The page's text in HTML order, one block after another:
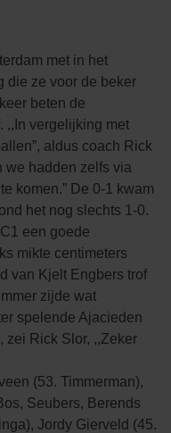
met in het
die ze voor de beker
beten de
,,In vergelijking met
aldus coach Rick
we hadden zelfs via
komen.” De 0-1 kwam
het nog slechts 1-0.
een goede
mikte centimeters
van Kjelt Engbers trof
zijde wat
spelende Ajacieden
zei Rick Slor, ,,Zeker
(53. Timmerman),
Seubers, Berends
Jordy Gierveld (45.